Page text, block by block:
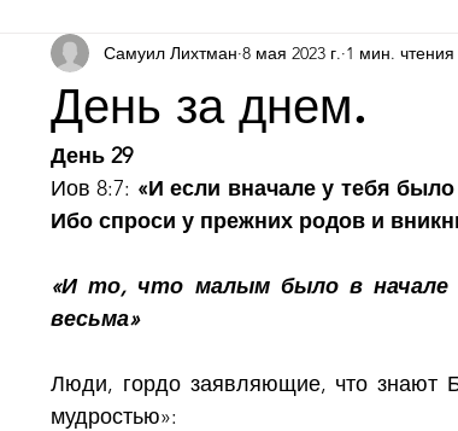
материалы Ежедневная рассылка
День за днем.
Самуил Лихтман 8 мая 2023 г. 1 мин. чтения
День 29
Иов 8:7: «И если вначале у тебя
Ибо спроси у прежних родов и
«И то, что малым было в начале
весьма»
Люди, гордо заявляющие, что знают
мудростью»: